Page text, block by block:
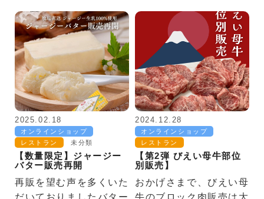
2025.02.18
オンラインショップ
レストラン
未分類
【数量限定】ジャージー
バター販売再開
再販を望む声を多くいた
だいておりましたバター
2024.12.28
オンラインショップ
レストラン
【第2弾 びえい母牛部位
別販売】
おかげさまで、びえい母
牛のブロック肉販売は大